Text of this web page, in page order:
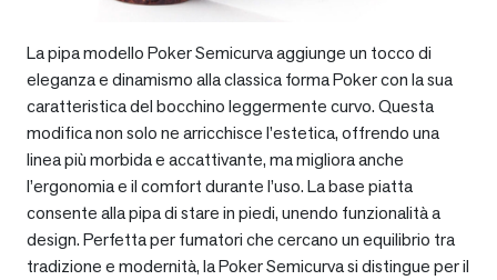
La pipa modello Poker Semicurva aggiunge un tocco di
eleganza e dinamismo alla classica forma Poker con la sua
caratteristica del bocchino leggermente curvo. Questa
modifica non solo ne arricchisce l’estetica, offrendo una
linea più morbida e accattivante, ma migliora anche
l’ergonomia e il comfort durante l’uso. La base piatta
consente alla pipa di stare in piedi, unendo funzionalità a
design. Perfetta per fumatori che cercano un equilibrio tra
tradizione e modernità, la Poker Semicurva si distingue per il